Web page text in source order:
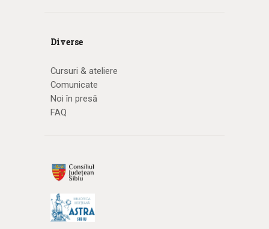
Diverse
Cursuri & ateliere
Comunicate
Noi în presă
FAQ